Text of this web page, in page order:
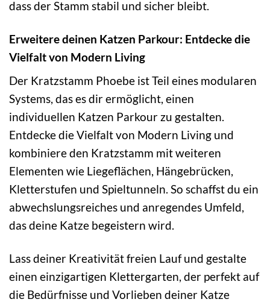
dass der Stamm stabil und sicher bleibt.
Erweitere deinen Katzen Parkour: Entdecke die
Vielfalt von Modern Living
Der Kratzstamm Phoebe ist Teil eines modularen
Systems, das es dir ermöglicht, einen
individuellen Katzen Parkour zu gestalten.
Entdecke die Vielfalt von Modern Living und
kombiniere den Kratzstamm mit weiteren
Elementen wie Liegeflächen, Hängebrücken,
Kletterstufen und Spieltunneln. So schaffst du ein
abwechslungsreiches und anregendes Umfeld,
das deine Katze begeistern wird.
Lass deiner Kreativität freien Lauf und gestalte
einen einzigartigen Klettergarten, der perfekt auf
die Bedürfnisse und Vorlieben deiner Katze